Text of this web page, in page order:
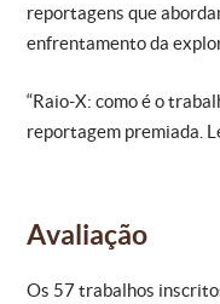
reportagens que
enfrentamento da
“Raio-X: como é o
reportagem premiada.
Avaliação
Os 57 trabalhos